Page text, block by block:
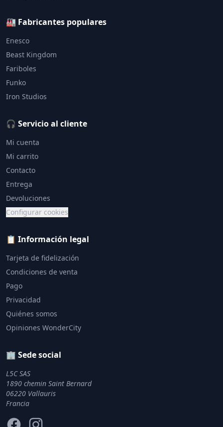
🏭 Fabricantes populares
Enesco
Beast Kingdom
Fariboles
Funko
Iron Studios
🎧 Servicio al cliente
Mi cuenta
Mi carrito
Contacto
Entrega
Devoluciones
Configurar cookies
📋 Información legal
Tarjeta de fidelización
Condiciones de venta
Pago
Privacidad
Quiénes somos
Opiniones WonderCity
🏢 Sede social
L5C SAS
1890 chemin Saint Bernard
06220 Vallauris
Francia
FacebookInstagram